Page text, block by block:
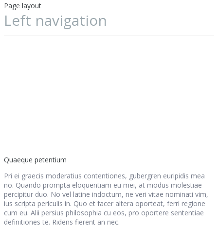
Page layout
Left navigation
Quaeque petentium
Pri ei graecis moderatius contentiones, gubergren euripidis mea
no. Quando prompta eloquentiam eu mei, at modus molestiae
percipitur duo. No vel latine indoctum, ne veri vitae nominati vim,
ius scripta periculis in. Quo et facer altera oporteat, ferri regione
cum eu. Alii persius philosophia cu eos, pro oportere sententiae
definitiones te. Ridens fierent an nec.